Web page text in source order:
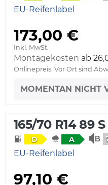
EU-Reifenlabel
173,00 €
Inkl. MwSt.
Montagekosten ab
Onlinepreis. Vor Ort sind
MOMENTAN NICHT
165/70 R14 89 S
D A
EU-Reifenlabel
97,10 €